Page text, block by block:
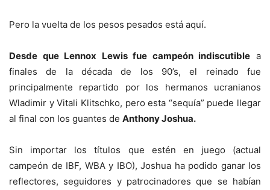
Pero la vuelta de los pesos pesados está aquí.
Desde que Lennox Lewis fue campeón indiscutible a
finales de la década de los 90’s, el reinado fue
principalmente repartido por los hermanos ucranianos
Wladimir y Vitali Klitschko, pero esta “sequía” puede llegar
al final con los guantes de Anthony Joshua.
Sin importar los títulos que estén en juego (actual
campeón de IBF, WBA y IBO), Joshua ha podido ganar los
reflectores, seguidores y patrocinadores que se habían